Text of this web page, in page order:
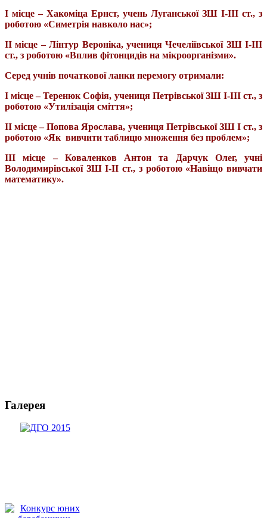
І місце – Хакоміца Ернст, учень Луганської ЗШ І-ІІІ ст., з
роботою «Симетрія навколо нас»;
ІІ місце – Лінтур Вероніка, учениця Чечеліївської ЗШ І-ІІІ
ст., з роботою «Вплив фітонцидів на мікроорганізми».
Серед учнів початкової ланки перемогу отримали:
І місце – Теренюк Софія, учениця Петрівської ЗШ І-ІІІ ст., з
роботою «Утилізація сміття»;
ІІ місце – Попова Ярослава, учениця Петрівської ЗШ І ст., з
роботою «Як вивчити таблицю множення без проблем»;
ІІІ місце – Коваленков Антон та Дарчук Олег, учні
Володимирівської ЗШ І-ІІ ст., з роботою «Навіщо вивчати
математику».
Галерея